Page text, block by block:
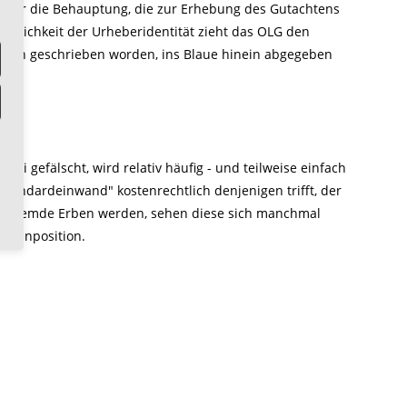
die Behauptung, die zur Erhebung des Gutachtens
der Urheberidentität zieht das OLG den
geschrieben worden, ins Blaue hinein abgegeben
sei gefälscht, wird relativ häufig - und teilweise einfach
kostenrechtlich denjenigen trifft, der
Erben werden, sehen diese sich manchmal